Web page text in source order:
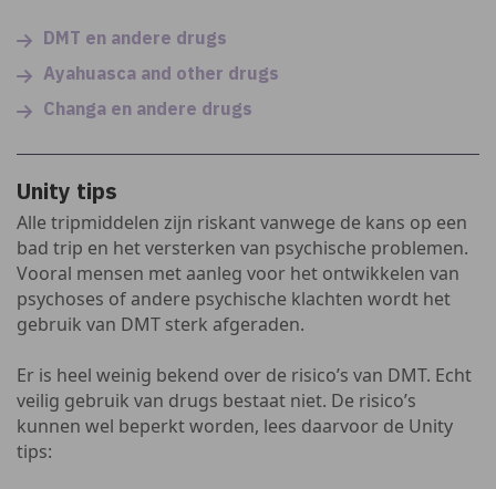
DMT en andere drugs
Ayahuasca and other drugs
Changa en andere drugs
Unity tips
Alle tripmiddelen zijn riskant vanwege de kans op een
bad trip en het versterken van psychische problemen.
Vooral mensen met aanleg voor het ontwikkelen van
psychoses of andere psychische klachten wordt het
gebruik van DMT sterk afgeraden.
Er is heel weinig bekend over de risico’s van DMT. Echt
veilig gebruik van drugs bestaat niet. De risico’s
kunnen wel beperkt worden, lees daarvoor de Unity
tips: